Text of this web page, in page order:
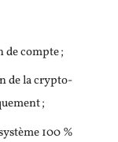
de compte ;
de la crypto-
;
100 %